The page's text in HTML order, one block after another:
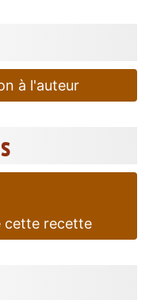
à l'auteur
cette recette